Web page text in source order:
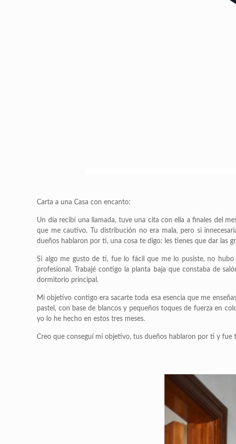
Carta a una Casa con encanto:
Un día recibí una llamada, tuve una cita con ella a finales del
que me cautivo. Tu distribución no era mala, pero si
dueños hablaron por ti, una cosa te digo: les tienes que dar las
Si algo me gusto de ti, fue lo fácil que me lo pusiste, no
profesional. Trabajé contigo la planta baja que constaba de
dormitorio principal.
Mi objetivo contigo era sacarte toda esa esencia que me
pastel, con base de blancos y pequeños toques de fuerza en
yo lo he hecho en estos tres meses.
Creo que conseguí mi objetivo, tus dueños hablaron por ti y fue